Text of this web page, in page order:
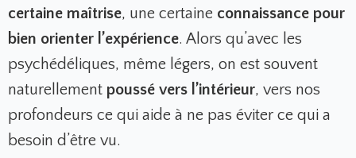
certaine maîtrise, une certaine connaissance pour
bien orienter l’expérience. Alors qu’avec les
psychédéliques, même légers, on est souvent
naturellement poussé vers l’intérieur, vers nos
profondeurs ce qui aide à ne pas éviter ce qui a
besoin d’être vu.